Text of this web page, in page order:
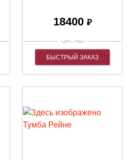
18400 ₽
БЫСТРЫЙ ЗАКАЗ